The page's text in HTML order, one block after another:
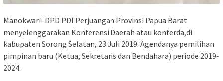
Manokwari–DPD PDI Perjuangan Provinsi Papua Barat
menyelenggarakan Konferensi Daerah atau konferda,di
kabupaten Sorong Selatan, 23 Juli 2019. Agendanya pemilihan
pimpinan baru (Ketua, Sekretaris dan Bendahara) periode 2019-
2024.